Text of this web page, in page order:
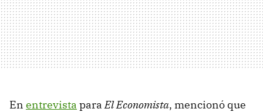
En entrevista paraEl Economista, mencionó que